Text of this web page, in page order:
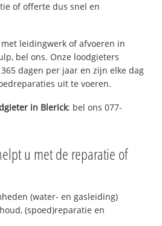
of offerte dus snel en
leidingwerk of afvoeren in
bel ons. Onze loodgieters
dagen per jaar en zijn elke dag
uit te voeren.
in Blerick: bel ons 077-
u met de reparatie of
(water- en gasleiding)
(spoed)reparatie en